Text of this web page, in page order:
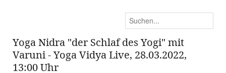
Yoga Nidra "der Schlaf des Yogi" mit
Varuni - Yoga Vidya Live, 28.03.2022,
13:00 Uhr